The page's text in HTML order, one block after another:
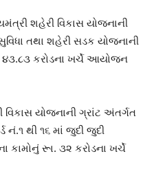
શહેરી વિકાસ યોજનાની
તથા શહેરી સડક યોજનાની
કરોડના ખર્ચે આયોજન
યોજનાની ગ્રાંટ અંતર્ગત
નં.૧ થી ૧૬ માં જુદી જુદી
કામોનું રૂા. ૩૨ કરોડના ખર્ચે